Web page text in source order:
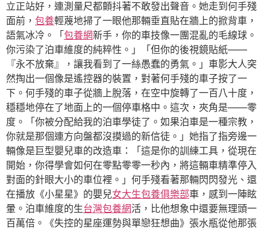
立正站好，連測量尺都顫抖著不敢發出聲音。她走到何手殘
面前， 包養輕蔑地掃了一眼他那輛垂直貼在牆上的掀背車，
語氣冰冷。「包養網新手，你的車技像一團混亂的毛線球。
你污染了泊車維度的純粹性。」「但你的後視鏡貼紙——
『永不放棄』，讓我看到了一絲愚蠢的勇氣。」車影大人突
然掏出一個像是遙控器的裝置，對著何手殘的車子按了一
下。何手殘的車子從牆上脫落，在空中旋轉了一百八十度，
穩穩地停在了地面上的一個停車格中。這次，夾角是——零
度。「你被分配給我的泊車學徒了。如果泊車是一種宗教，
你就是那個連方向盤都沒摸過的新信徒。」她指了指旁邊一
輛像是巨型嬰兒車的改造車：「這是你的訓練工具，從現在
開始，你得學會如何在零點零零一秒內，將這輛車精準停入
對面的針眼大小的車位裡。」何手殘看著那輛閃閃發光、還
在播放《小星星》的嬰兒女大生包養俱樂部車，感到一陣眩
暈。泊車維度的生台灣包養網活，比他想象中還要無理頭一
百萬倍。《失控的星座運勢與單戀狂想曲》張水瓶從他那張